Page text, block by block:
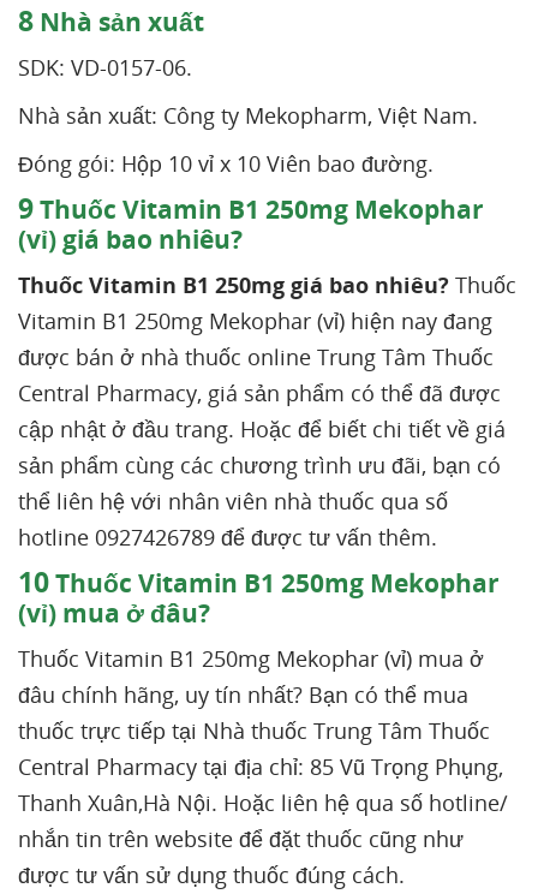
8 Nhà sản xuất
SDK: VD-0157-06.
Nhà sản xuất: Công ty Mekopharm, Việt Nam.
Đóng gói: Hộp 10 vỉ x 10 Viên bao đường.
9Thuốc Vitamin B1 250mg Mekophar
(vỉ) giá bao nhiêu?
Thuốc Vitamin B1 250mg giá bao nhiêu? Thuốc
Vitamin B1 250mg Mekophar (vỉ) hiện nay đang
được bán ở nhà thuốc online Trung Tâm Thuốc
Central Pharmacy, giá sản phẩm có thể đã được
cập nhật ở đầu trang. Hoặc để biết chi tiết về giá
sản phẩm cùng các chương trình ưu đãi, bạn có
thể liên hệ với nhân viên nhà thuốc qua số
hotline 0927426789 để được tư vấn thêm.
10Thuốc Vitamin B1 250mg Mekophar
(vỉ) mua ở đâu?
Thuốc Vitamin B1 250mg Mekophar (vỉ) mua ở
đâu chính hãng, uy tín nhất? Bạn có thể mua
thuốc trực tiếp tại Nhà thuốc Trung Tâm Thuốc
Central Pharmacy tại địa chỉ: 85 Vũ Trọng Phụng,
Thanh Xuân,Hà Nội. Hoặc liên hệ qua số hotline/
nhắn tin trên website để đặt thuốc cũng như
được tư vấn sử dụng thuốc đúng cách.